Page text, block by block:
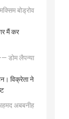
बोड्रोव
मैं कर
डोम लैपन्या
विक्रेता ने
अबबनीह